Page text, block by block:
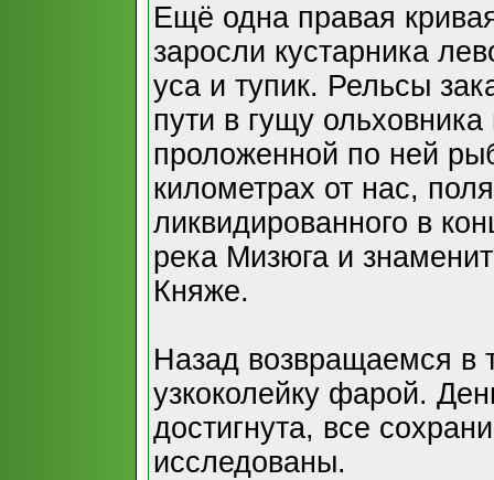
Ещё одна правая
заросли кустарника
уса и тупик. Рельсы
пути в гущу
проложенной по ней
километрах от нас,
ликвидированного в
река Мизюга и
Княже.
Назад возвращаемся в
узкоколейку фарой.
достигнута, все
исследованы.